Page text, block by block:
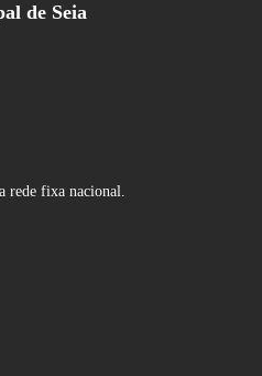
de Seia
rede fixa nacional.